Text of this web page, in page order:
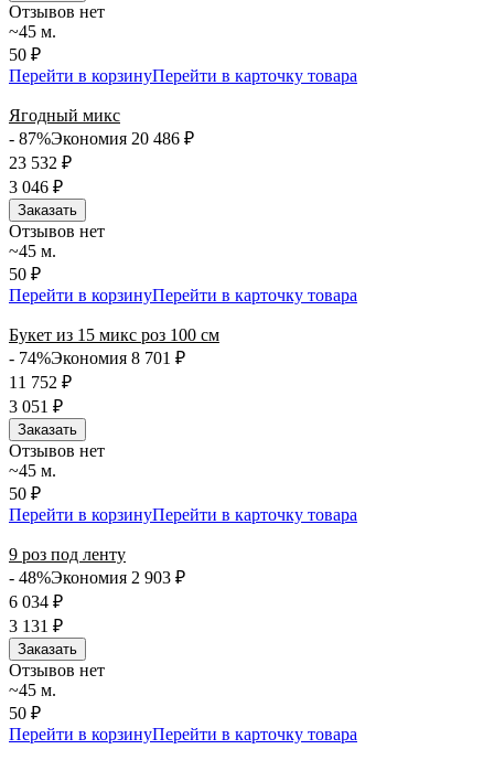
Отзывов нет
~45 м.
50 ₽
Перейти в корзинуПерейти в карточку товара
Ягодный микс
- 87%Экономия 20 486 ₽
23 532 ₽
3 046 ₽
Заказать
Отзывов нет
~45 м.
50 ₽
Перейти в корзинуПерейти в карточку товара
Букет из 15 микс роз 100 см
- 74%Экономия 8 701 ₽
11 752 ₽
3 051 ₽
Заказать
Отзывов нет
~45 м.
50 ₽
Перейти в корзинуПерейти в карточку товара
9 роз под ленту
- 48%Экономия 2 903 ₽
6 034 ₽
3 131 ₽
Заказать
Отзывов нет
~45 м.
50 ₽
Перейти в корзинуПерейти в карточку товара